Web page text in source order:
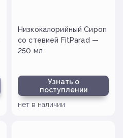
Низкокалорийный Сироп
со стевией FitParad —
250 мл
Узнать о
поступлении
нет в наличии